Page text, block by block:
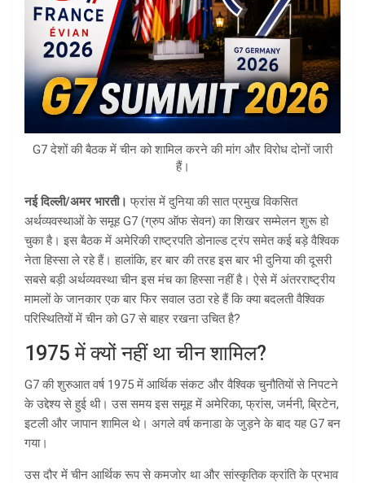
G7 देशों की बैठक में चीन को शामिल करने की मांग और विरोध दोनों जारी
हैं।
नई दिल्ली/अमर भारती। फ्रांस में दुनिया की सात प्रमुख विकसित
अर्थव्यवस्थाओं के समूह G7 (ग्रुप ऑफ सेवन) का शिखर सम्मेलन शुरू हो
चुका है। इस बैठक में अमेरिकी राष्ट्रपति डोनाल्ड ट्रंप समेत कई बड़े वैश्विक
नेता हिस्सा ले रहे हैं। हालांकि, हर बार की तरह इस बार भी दुनिया की दूसरी
सबसे बड़ी अर्थव्यवस्था चीन इस मंच का हिस्सा नहीं है। ऐसे में अंतरराष्ट्रीय
मामलों के जानकार एक बार फिर सवाल उठा रहे हैं कि क्या बदलती वैश्विक
परिस्थितियों में चीन को G7 से बाहर रखना उचित है?
1975 में क्यों नहीं था चीन शामिल?
G7 की शुरुआत वर्ष 1975 में आर्थिक संकट और वैश्विक चुनौतियों से निपटने
के उद्देश्य से हुई थी। उस समय इस समूह में अमेरिका, फ्रांस, जर्मनी, ब्रिटेन,
इटली और जापान शामिल थे। अगले वर्ष कनाडा के जुड़ने के बाद यह G7 बन
गया।
उस दौर में चीन आर्थिक रूप से कमजोर था और सांस्कृतिक क्रांति के प्रभाव